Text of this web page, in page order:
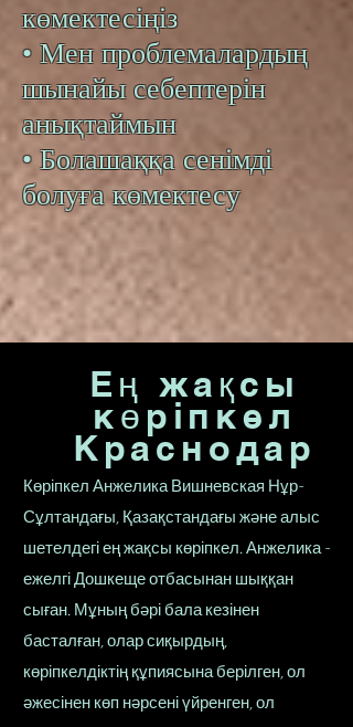
көмектесіңіз
• Мен проблемалардың
шынайы себептерін
анықтаймын
• Болашаққа сенімді
болуға көмектесу
Ең жақсы
көріпкел
Краснодар
Көріпкел Анжелика Вишневская Нұр-
Сұлтандағы, Қазақстандағы және алыс
шетелдегі ең жақсы көріпкел. Анжелика -
ежелгі Дошкеще отбасынан шыққан
сыған. Мұның бәрі бала кезінен
басталған, олар сиқырдың,
көріпкелдіктің құпиясына берілген, ол
әжесінен көп нәрсені үйренген, ол